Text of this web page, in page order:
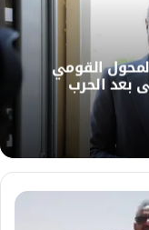
القومي
بعد الحرب